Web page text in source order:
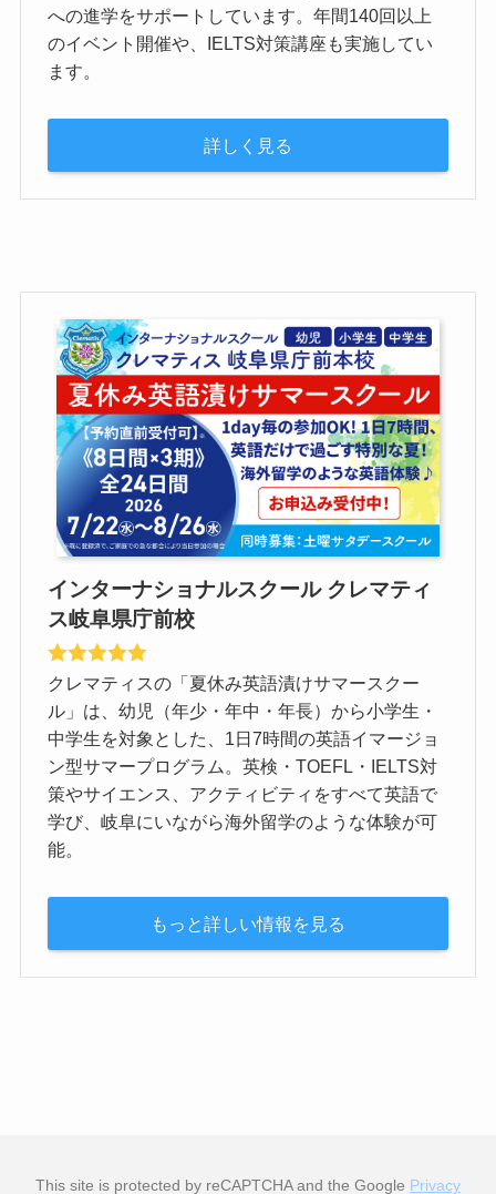
への進学をサポートしています。年間140回以上
のイベント開催や、IELTS対策講座も実施してい
ます。
詳しく見る
インターナショナルスクール クレマティ
ス岐阜県庁前校
クレマティスの「夏休み英語漬けサマースクー
ル」は、幼児（年少・年中・年長）から小学生・
中学生を対象とした、1日7時間の英語イマージョ
ン型サマープログラム。英検・TOEFL・IELTS対
策やサイエンス、アクティビティをすべて英語で
学び、岐阜にいながら海外留学のような体験が可
能。
もっと詳しい情報を見る
This site is protected by reCAPTCHA and the Google Privacy